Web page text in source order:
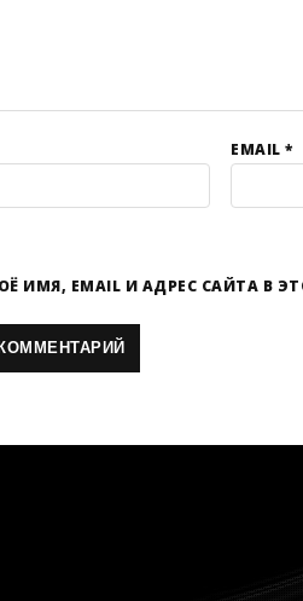
EMAIL*
ИМЯ, EMAIL И АДРЕС САЙТА В